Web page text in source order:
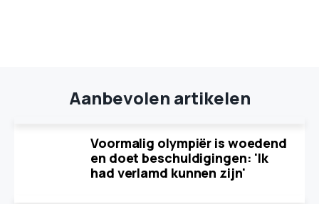
Aanbevolen artikelen
Voormalig olympiër is woedend
en doet beschuldigingen: 'Ik
had verlamd kunnen zijn'